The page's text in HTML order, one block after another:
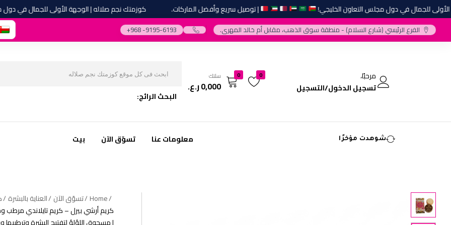
للجمال في دول مجلس التعاون الخليجي! | توصيل سريع وأفضل الماركات. كوزمتك نجم صلاله | الوجهة الأولى للجمال في دول
الفرع الرئيسي (شارع السلام) - منطقة سوق الذهب، مقابل أم خالد المهري. ‎+968 -9195-6193‎
البحث الرائج:
مرحبًا،
تسجيل الدخول/التسجيل
0
0 سلتك
0,000ر.ع.
بيت تسوّق الآن معلومات عنا شوهدت مؤخرًا
Home تسوّق الآن العناية بالبشرة
كريم أرشي بيرل – كريم تايلاندي مرطب